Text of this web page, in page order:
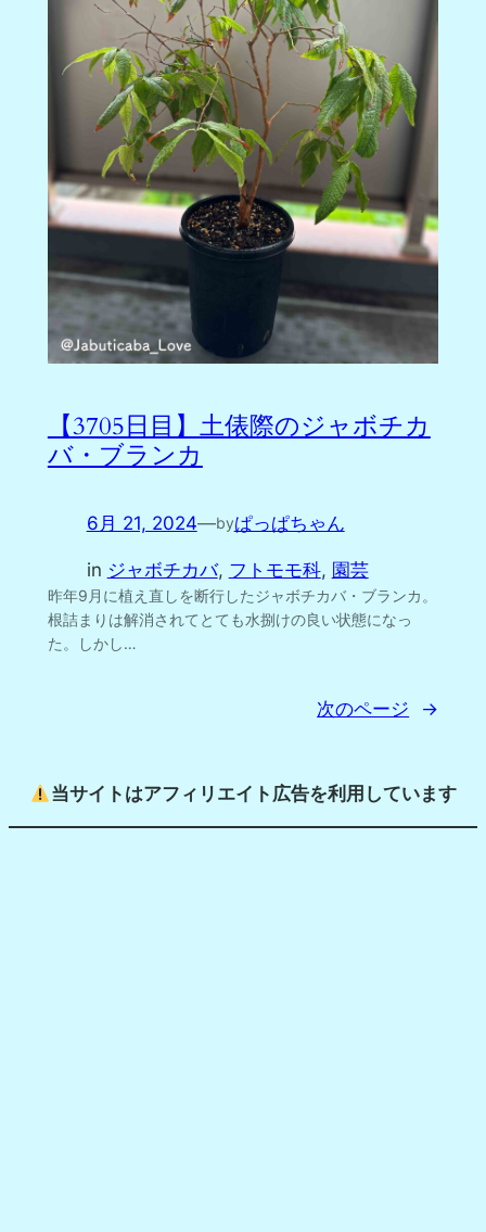
【3705日目】土俵際のジャボチカ
バ・ブランカ
6月 21, 2024—byぱっぱちゃん
in ジャボチカバ, フトモモ科, 園芸
昨年9月に植え直しを断行したジャボチカバ・ブランカ。
根詰まりは解消されてとても水捌けの良い状態になっ
た。しかし…
次のページ →
当サイトはアフィリエイト広告を利用しています